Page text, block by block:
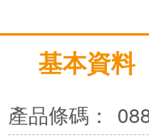
基本資料
產品條碼：